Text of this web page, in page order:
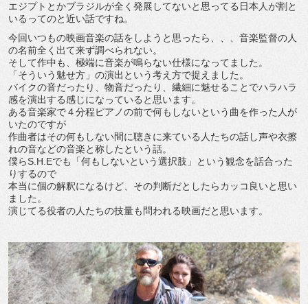
エジプトとかブラジルが全く発展してないと思ってる日本人が割と
いるってのと近い話ですね。
今回いつもの映画音楽の話をしようと思ったら、、、音楽監督の人
の名前全く出て来ず調べられない。
そして作中も、極端に音楽が鳴らない仕様になってました。
「そういう魅せ方」の演出という考え方で捉えました。
バイクの音だったり、物音だったり、繊細に魅せることでハラハラ
感を演出する感じになっていると思います。
ある音楽家で４分程ピアノの前で何もしないという曲を作った人が
いたのですが
作曲者はその何もしない間に聴きに来ている人たちの話し声や衣擦
れの音などの音楽と称したという話。
僕らS.H.Eでも「何もしないという選択肢」という観念を話合った
りするので
本当に個の解釈になるけど、その判断だとしたらカッコ良いと思い
ました。
演じてる役者の人たちの技量も問われる映画だと思います。